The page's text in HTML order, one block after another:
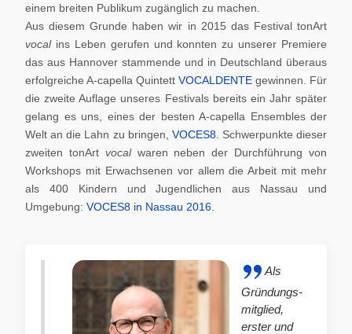
einem breiten Publikum zugänglich zu machen.
Aus diesem Grunde haben wir in 2015 das Festival tonArt
vocal ins Leben gerufen und konnten zu unserer Premiere
das aus Hannover stammende und in Deutschland überaus
erfolgreiche A-capella Quintett VOCALDENTE gewinnen. Für
die zweite Auflage unseres Festivals bereits ein Jahr später
gelang es uns, eines der besten A-capella Ensembles der
Welt an die Lahn zu bringen, VOCES8. Schwerpunkte dieser
zweiten tonArt vocalwaren neben der Durchführung von
Workshops mit Erwachsenen vor allem die Arbeit mit mehr
als 400 Kindern und Jugendlichen aus Nassau und
Umgebung: VOCES8 in Nassau 2016
Als
Gründungs-
mitglied,
erster und